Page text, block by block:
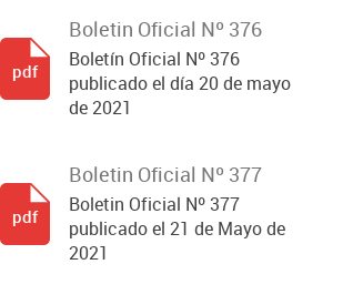
Boletin Oficial Nº 376
Boletín Oficial Nº 376
publicado el día 20 de mayo
de 2021
pdf
Boletin Oficial Nº 377
Boletin Oficial Nº 377
publicado el 21 de Mayo de
2021
pdf